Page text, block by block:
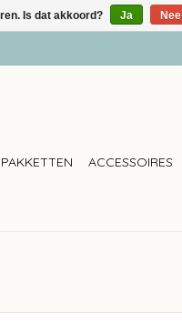
PAKKETTEN ACCESSOIRES
Is dat akkoord? Ja Nee